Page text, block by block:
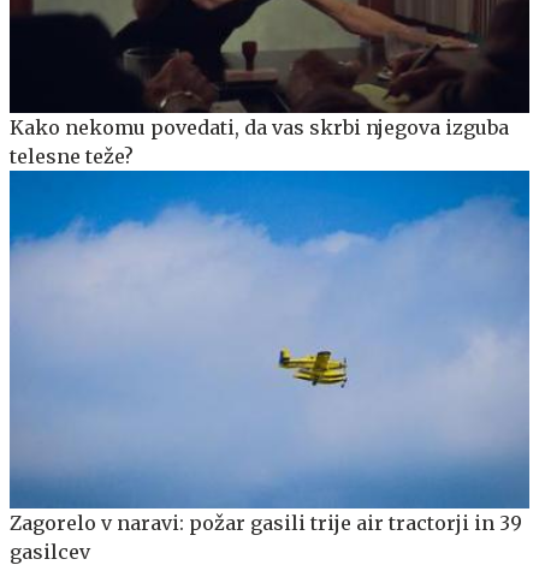
Kako nekomu povedati, da vas skrbi njegova izguba
telesne teže?
Zagorelo v naravi: požar gasili trije air tractorji in 39
gasilcev